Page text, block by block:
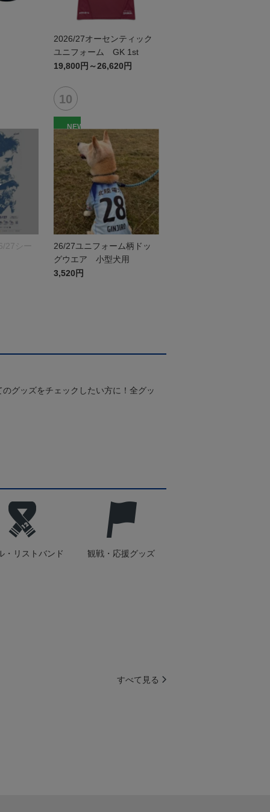
2026/27オーセンティック
ユニフォーム GK 1st
19,800円～26,620円
27シー
NEW
26/27ユニフォーム柄ドッ
グウエア 小型犬用
3,520円
グッズをチェックしたい方に！全グッ
・リストバンド 観戦・応援グッズ
すべて見る